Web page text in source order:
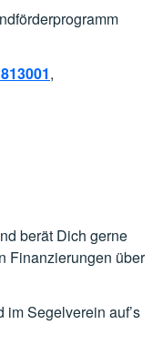
,
berät Dich gerne
Finanzierungen über
Segelverein auf’s